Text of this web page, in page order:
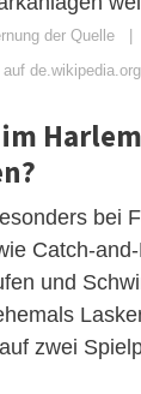
der Quelle |
bei
Catch-
und
zwei